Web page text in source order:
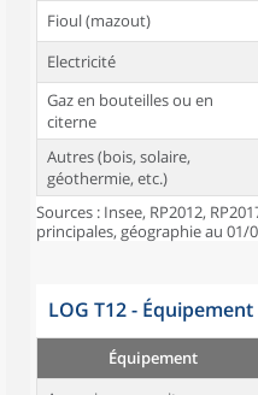
Fioul (mazout)
Electricité
Gaz en bouteilles ou en
citerne
Autres (bois, solaire,
géothermie, etc.)
Sources : Insee, RP2012,
principales, géographie au 01/
LOG T12 -
Équipement